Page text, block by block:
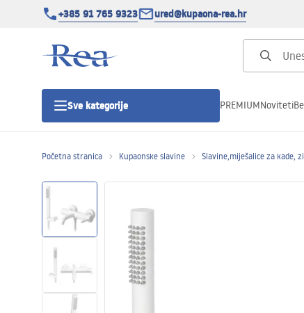
+385 91 765 9323 ured@kupaona-rea.hr
Sve kategorije
Tuš vrata
Linearni odvodi
PREMIUMNoviteti
Početna stranica Kupaonske slavine Slavine,miješalice za kade,